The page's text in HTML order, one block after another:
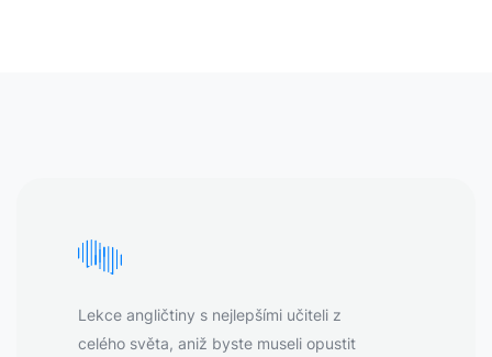
Lekce angličtiny s nejlepšími učiteli z
celého světa, aniž byste museli opustit